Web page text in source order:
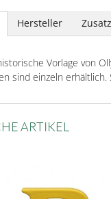
Hersteller
Vorlage von
sind einzeln
ARTIKEL